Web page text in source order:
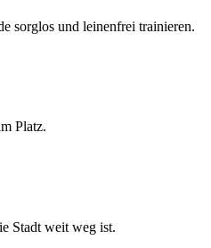
sorglos und leinenfrei trainieren.
Platz.
Stadt weit weg ist.